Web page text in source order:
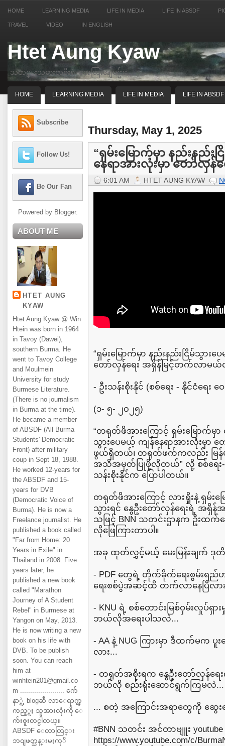
HOME LEARNING MEDIA LIFE IN MEDIA LIFE IN ABSDF
TRAVEL VIDEO IN ENGLISH
Htet Aung Kyaw
သတင္းသမားတဦးရဲ့ အေတြးအျမင္မ်ား
HOME LEARNING MEDIA LIFE IN MEDIA LIFE IN ABSDF
Subscribe
Follow Us!
Be Our Fan
Powered by Blogger.
ABOUT ME
HTET AUNG
KYAW
Htet Aung Kyaw @ Win
Htein was born in 1964
in Tavoy (Dawei),
southern Burma. He
went to Tavoy College
and Moulmein
University for study
Burmese Literature.
(There is no journalism
in Burma at the time).
He became a member
of ABSDF (All Burma
Students' Democratic
Front) after military
coup in Sept 18, 1988.
He worked 12-years for
the ABSDF and 15-
years for DVB
(Democratic Voice of
Burma). He is now a
Freelance journalist. He
published a book called
"Far from Home: 20
Years in Exile" in
Thailand in 2008. Five
years later, he
published a new book
called "Marathon
Journey of A Student
Rebel" in Burmese at
Yangon on May, 2013.
He is now writing a new
book on his life with
DVB. To be publish
soon. You can reach
him at
winhtein201@gmail.co
m ...................... က်ေ
နာ္ရဲ့ blogဆီ လာေရာက္ၾ
ကည့္ရႈ သူအားလုံးကို ေ
က်းဇူးတင္ပါတယ္။
ABSDF ေတာတြင္း
ဘ၀ျဖတ္သန္းမႈကုိ
Thursday, May 1, 2025
“ရှမ်းမြောက်မှာ နည်းနည်း
နေရာအားလုံးမှာ တော်လှန်
6:01 AM HTET AUNG KYAW
“ရှမ်းမြောက်မှာ နည်းနည်းငြိမ်သွား
တော်လှန်ရေး အရှိန်မြင့်တက်လာမယ်
- ဦးသန်းစိုးနိုင် (စစ်ရေး - နိုင်ငံရေး
(၁- ၅- ၂၀၂၅)
“တရုတ်ဖိအားကြောင့် ရှမ်းမြောက်မှ
သွားပေမယ့် ကျန်နေရာအားလုံးမှာ
ဖွယ်ရှိတယ်၊ တရုတ်ဖက်ကလည်း မြန်
အသိအမှတ်ပြုဖို့လိုတယ်” လို့ စစ်ရေး-
သန်းစိုးနိုင်က ပြောပါတယ်။
တရုတ်ဖိအားကြောင့် လားရှိုးနဲ့ ရှမ်း
သွားရင် နွေဦးတော်လှန်ရေးရဲ့ အ
သဖြင့် BNN သတင်းဌာနက ဦးထက်အ
လိုဖြေကြားတာပါ။
အခု ထုတ်လွှင့်မယ့် မေးမြန်းချက် ဒုတိ
- PDF တွေရဲ့ တိုက်ခိုက်ရေးစွမ်းရည်ဟာ
ရေးစစ်ပွဲအဆင့်ထိ တက်လာနေပြီလာ
- KNU ရဲ့ စစ်တောင်းမြစ်ဝှမ်းလှုပ်
ဘယ်လိုအရေးပါသလဲ...
- AA နဲ့ NUG ကြားမှာ ဒီထက်မက ပူ
လား...
- တရုတ်အစိုးရက နွေဦးတော်လှန်ရေ
ဘယ်လို စည်းရုံးဆောင်ရွက်ကြမလဲ...
... စတဲ့ အကြောင်းအရာတွေကို ဆွေး
#BNN သတင်း အင်တာဗျူး
⁦https://www.youtube.com/c/